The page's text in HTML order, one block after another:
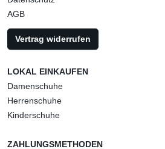
AGB
Vertrag widerrufen
LOKAL EINKAUFEN
Damenschuhe
Herrenschuhe
Kinderschuhe
ZAHLUNGSMETHODEN